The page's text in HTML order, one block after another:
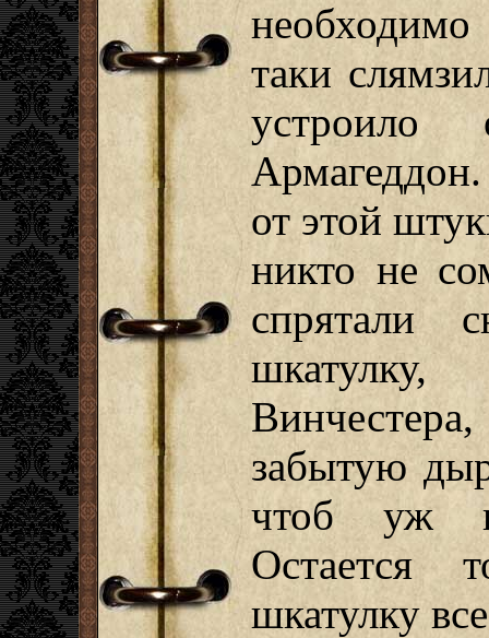
таки
устроило
от этой
никто не
спрятали
забытую
чтоб уж
Остается
шкатулку